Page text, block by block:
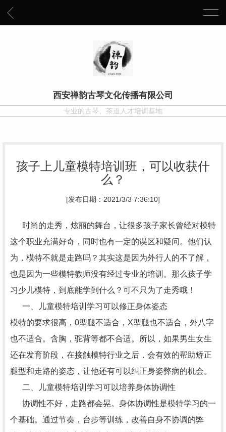
西安禅韵古琴文化传播有限公司
专业的古琴、茶道人才培训基地
孩子上儿童模特培训班，可以收获什
么？
[发布日期：2021/3/3 7:36:10]
时尚的走秀，炫丽的舞台，让很多孩子家长曾经对模特
这个职业充满好奇，同时也有一定的误区和疑问。他们认
为，模特不就是走路吗？其实这是因为外行人的不了解，
也是因为一些模特教师没有经过专业的培训。那么孩子学
习少儿模特，到底能学到什么？可不只为了走秀哦！
一、儿童模特培训学习可以修正身体姿态
模特的要求很高，0型腿不适合，X型腿也不适合，外八字
也不适合。含胸，驼背等都不合适。所以，如果男生女生
还在发育阶段，在接触模特行业之后，会有效的帮助矫正
腿型和走路的姿态，让他还有可以纠正身姿弊病的机会。
二、儿童模特培训学习可以培养身体协调性
协调性不好，走路都会晃。身体协调性是模特学习的一
个基础。通过节奏，台步等训练，改善自身不协调的弊